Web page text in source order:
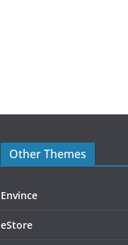
Other Themes
Envince
eStore